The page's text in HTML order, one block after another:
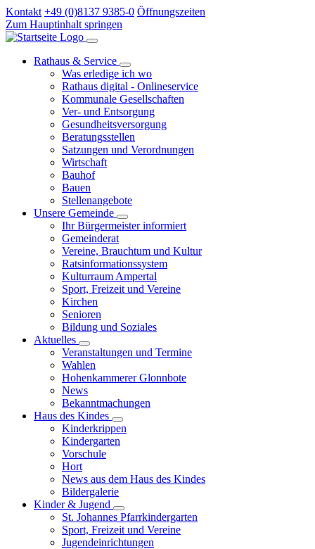
Kontakt +49 (0)8137 9385-0 Öffnungszeiten
Zum Hauptinhalt springen
Rathaus & Service
Was erledige ich wo
Rathaus digital - Onlineservice
Kommunale Gesellschaften
Ver- und Entsorgung
Gesundheitsversorgung
Beratungsstellen
Satzungen und Verordnungen
Wirtschaft
Bauhof
Bauen
Stellenangebote
Unsere Gemeinde
Ihr Bürgermeister informiert
Gemeinderat
Vereine, Brauchtum und Kultur
Ratsinformationssystem
Kulturraum Ampertal
Sport, Freizeit und Vereine
Kirchen
Senioren
Bildung und Soziales
Aktuelles
Veranstaltungen und Termine
Wahlen
Hohenkammerer Glonnbote
News
Bekanntmachungen
Haus des Kindes
Kinderkrippen
Kindergarten
Vorschule
Hort
News aus dem Haus des Kindes
Bildergalerie
Kinder & Jugend
St. Johannes Pfarrkindergarten
Sport, Freizeit und Vereine
Jugendeinrichtungen